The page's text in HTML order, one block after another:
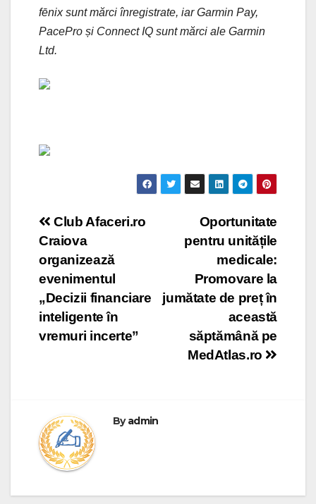
fēnix sunt mărci înregistrate, iar Garmin Pay,
PacePro și Connect IQ sunt mărci ale Garmin
Ltd.
Post
navigation
Oportunitate
pentru unitățile
medicale:
Promovare la
jumătate de preț în
această
săptămână pe
MedAtlas.ro
Club Afaceri.ro
Craiova
organizează
evenimentul
„Decizii financiare
inteligente în
vremuri incerte”
Byadmin